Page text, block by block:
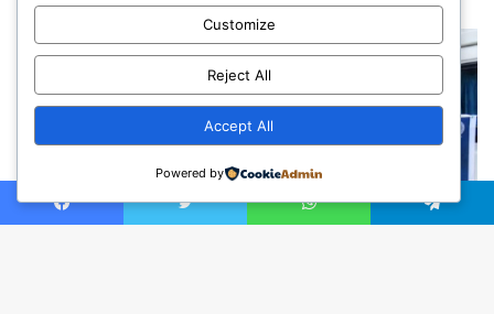
Facebook Twitter WhatsApp Telegram
Customize
Reject All
Accept All
Powered by